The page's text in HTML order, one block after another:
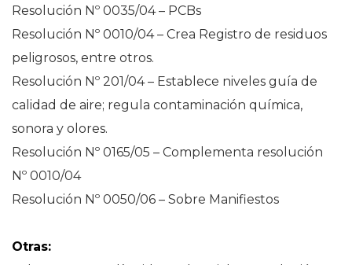
Resolución Nº 0035/04 – PCBs
Resolución Nº 0010/04 – Crea Registro de residuos
peligrosos, entre otros.
Resolución Nº 201/04 – Establece niveles guía de
calidad de aire; regula contaminación química,
sonora y olores.
Resolución Nº 0165/05 – Complementa resolución
Nº 0010/04
Resolución Nº 0050/06 – Sobre Manifiestos
Otras: